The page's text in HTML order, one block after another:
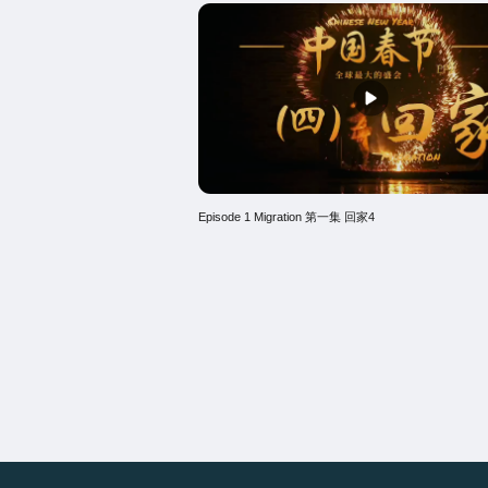
Episode 1 Migration 第一集 回家4